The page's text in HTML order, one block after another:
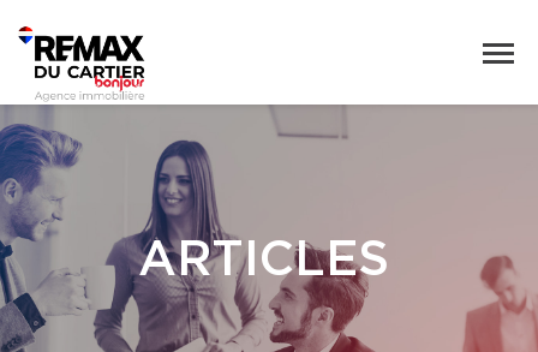
ARTICLES